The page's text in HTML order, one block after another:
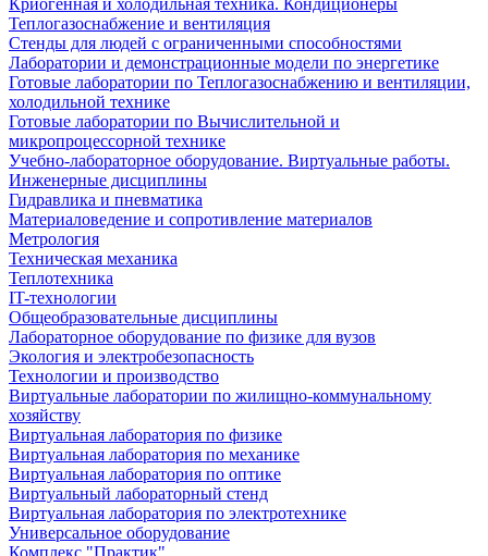
Криогенная и холодильная техника. Кондиционеры
Теплогазоснабжение и вентиляция
Стенды для людей с ограниченными способностями
Лаборатории и демонстрационные модели по энергетике
Готовые лаборатории по Теплогазоснабжению и вентиляции,
холодильной технике
Готовые лаборатории по Вычислительной и
микропроцессорной технике
Учебно-лабораторное оборудование. Виртуальные работы.
Инженерные дисциплины
Гидравлика и пневматика
Материаловедение и сопротивление материалов
Метрология
Техническая механика
Теплотехника
IT-технологии
Общеобразовательные дисциплины
Лабораторное оборудование по физике для вузов
Экология и электробезопасность
Технологии и производство
Виртуальные лаборатории по жилищно-коммунальному
хозяйству
Виртуальная лаборатория по физике
Виртуальная лаборатория по механике
Виртуальная лаборатория по оптике
Виртуальный лабораторный стенд
Виртуальная лаборатория по электротехнике
Универсальное оборудование
Комплекс "Практик"